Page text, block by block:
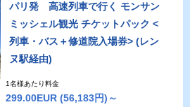
パリ発 高速列車で行く モンサン
ミッシェル観光 チケットパック <
列車・バス＋修道院入場券> (レン
ヌ駅経由)
1名様あたり料金
299.00EUR (56,183円)～